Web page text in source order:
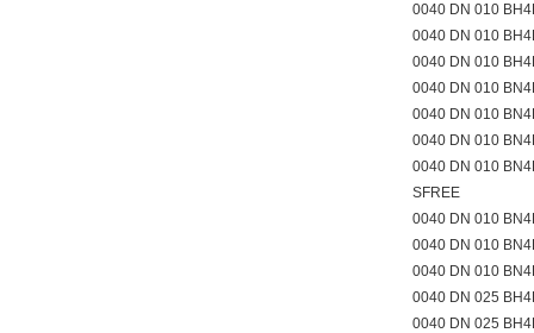
0040 DN 010
0040 DN 010
0040 DN 010
0040 DN 010
0040 DN 010
0040 DN 010
0040 DN 010
SFREE
0040 DN 010
0040 DN 010
0040 DN 010
0040 DN 025
0040 DN 025